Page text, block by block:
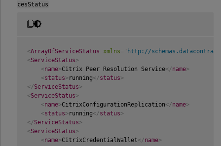
cesStatus
<ArrayOfServiceStatus xmlns=" http://
<ServiceStatus>
<name>Citrix Peer Resolution Service</name>
<status> running</status>
</ServiceStatus>
<ServiceStatus>
<name>CitrixConfigurationReplication</name>
<status> running</status>
</ServiceStatus>
<ServiceStatus>
<name>CitrixCredentialWallet</name>